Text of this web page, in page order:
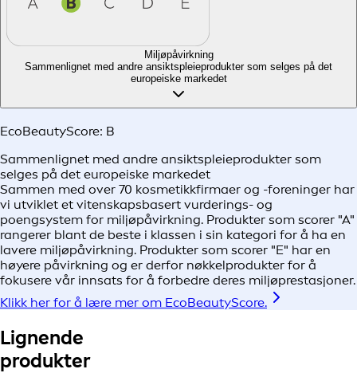
Miljøpåvirkning
Sammenlignet med andre ansiktspleieprodukter som selges på det
europeiske markedet
EcoBeautyScore: B
Sammenlignet med andre ansiktspleieprodukter som
selges på det europeiske markedet
Sammen med over 70 kosmetikkfirmaer og -foreninger har
vi utviklet et vitenskapsbasert vurderings- og
poengsystem for miljøpåvirkning. Produkter som scorer "A"
rangerer blant de beste i klassen i sin kategori for å ha en
lavere miljøpåvirkning. Produkter som scorer "E" har en
høyere påvirkning og er derfor nøkkelprodukter for å
fokusere vår innsats for å forbedre deres miljøprestasjoner.
Klikk her for å lære mer om EcoBeautyScore.
Lignende
produkter